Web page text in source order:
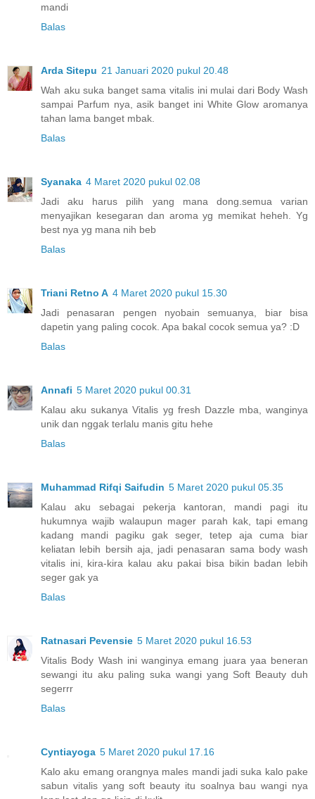
mandi
Balas
Arda Sitepu 21 Januari 2020 pukul 20.48
Wah aku suka banget sama vitalis ini mulai dari Body Wash
sampai Parfum nya, asik banget ini White Glow aromanya
tahan lama banget mbak.
Balas
Syanaka 4 Maret 2020 pukul 02.08
Jadi aku harus pilih yang mana dong.semua varian
menyajikan kesegaran dan aroma yg memikat heheh. Yg
best nya yg mana nih beb
Balas
Triani Retno A 4 Maret 2020 pukul 15.30
Jadi penasaran pengen nyobain semuanya, biar bisa
dapetin yang paling cocok. Apa bakal cocok semua ya? :D
Balas
Annafi 5 Maret 2020 pukul 00.31
Kalau aku sukanya Vitalis yg fresh Dazzle mba, wanginya
unik dan nggak terlalu manis gitu hehe
Balas
Muhammad Rifqi Saifudin 5 Maret 2020 pukul 05.35
Kalau aku sebagai pekerja kantoran, mandi pagi itu
hukumnya wajib walaupun mager parah kak, tapi emang
kadang mandi pagiku gak seger, tetep aja cuma biar
keliatan lebih bersih aja, jadi penasaran sama body wash
vitalis ini, kira-kira kalau aku pakai bisa bikin badan lebih
seger gak ya
Balas
Ratnasari Pevensie 5 Maret 2020 pukul 16.53
Vitalis Body Wash ini wanginya emang juara yaa beneran
sewangi itu aku paling suka wangi yang Soft Beauty duh
segerrr
Balas
Cyntiayoga 5 Maret 2020 pukul 17.16
Kalo aku emang orangnya males mandi jadi suka kalo pake
sabun vitalis yang soft beauty itu soalnya bau wangi nya